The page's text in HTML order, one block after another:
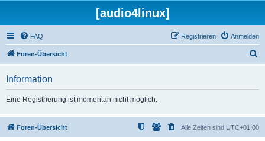
[audio4linux]
FAQ Anmelden
Registrieren
Foren-Übersicht
Information
Eine Registrierung ist momentan nicht möglich.
Foren-Übersicht Alle Zeiten sind UTC+01:00